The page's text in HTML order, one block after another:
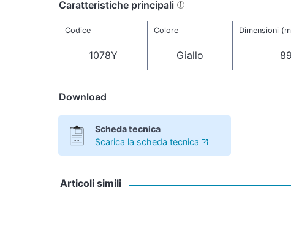
Caratteristiche principali
Codice Colore Dimensioni
1078Y Giallo
Download
Scheda tecnica
Scarica la scheda tecnica
Articoli simili